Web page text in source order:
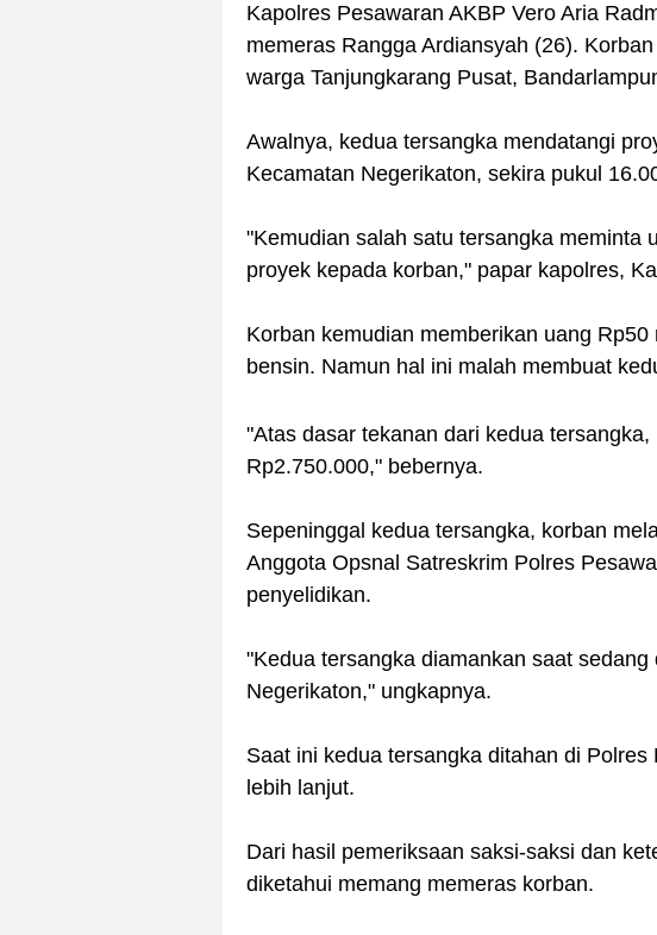
Kapolres Pesawaran AKBP Vero Aria
memeras Rangga Ardiansyah (26).
warga Tanjungkarang Pusat,
Awalnya, kedua tersangka mendatangi
Kecamatan Negerikaton, sekira pukul
"Kemudian salah satu tersangka meminta
proyek kepada korban," papar kapolres,
Korban kemudian memberikan uang
bensin. Namun hal ini malah membuat
"Atas dasar tekanan dari kedua
Rp2.750.000," bebernya.
Sepeninggal kedua tersangka, korban
Anggota Opsnal Satreskrim Polres
penyelidikan.
"Kedua tersangka diamankan saat
Negerikaton," ungkapnya.
Saat ini kedua tersangka ditahan di
lebih lanjut.
Dari hasil pemeriksaan saksi-saksi dan
diketahui memang memeras korban.